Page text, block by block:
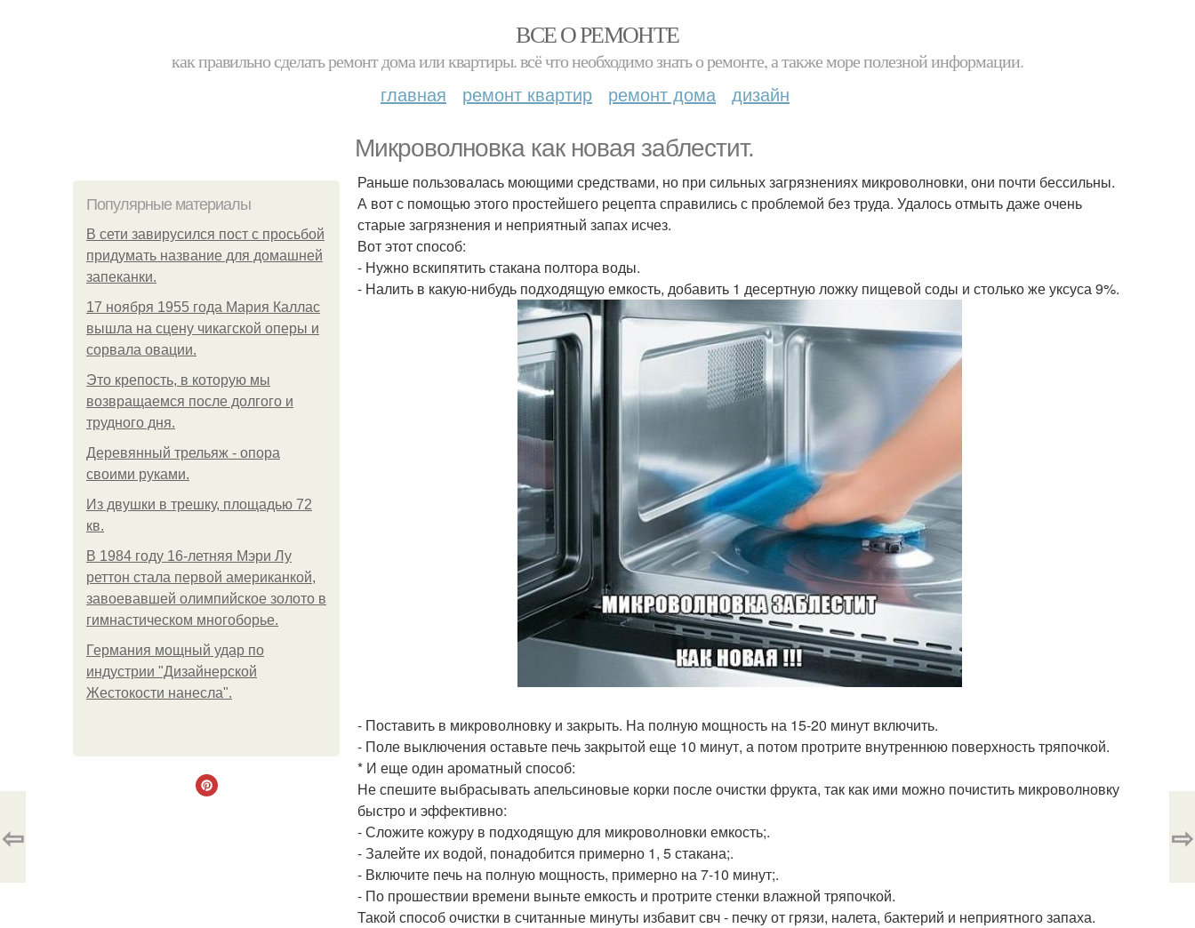
ВСЕ О РЕМОНТЕ
как правильно сделать ремонт дома или квартиры. всё что необходимо знать о ремонте, а также море полезной информации.
главная ремонт квартир ремонт дома дизайн
Микроволновка как новая заблестит.
Популярные материалы
В сети завирусился пост с просьбой
придумать название для домашней
запеканки.
17 ноября 1955 года Мария Каллас
вышла на сцену чикагской оперы и
сорвала овации.
Это крепость, в которую мы
возвращаемся после долгого и
трудного дня.
Деревянный трельяж - опора
своими руками.
Из двушки в трешку, площадью 72
кв.
В 1984 году 16-летняя Мэри Лу
реттон стала первой американкой,
завоевавшей олимпийское золото в
гимнастическом многоборье.
Германия мощный удар по
индустрии "Дизайнерской
Жестокости нанесла".
Раньше пользовалась моющими средствами, но при сильных загрязнениях микроволновки, они почти бессильны.
А вот с помощью этого простейшего рецепта справились с проблемой без труда. Удалось отмыть даже очень
старые загрязнения и неприятный запах исчез.
Вот этот способ:
- Нужно вскипятить стакана полтора воды.
- Налить в какую-нибудь подходящую емкость, добавить 1 десертную ложку пищевой соды и столько же уксуса 9%.
- Поставить в микроволновку и закрыть. На полную мощность на 15-20 минут включить.
- Поле выключения оставьте печь закрытой еще 10 минут, а потом протрите внутреннюю поверхность тряпочкой.
* И еще один ароматный способ:
Не спешите выбрасывать апельсиновые корки после очистки фрукта, так как ими можно почистить микроволновку
быстро и эффективно:
- Сложите кожуру в подходящую для микроволновки емкость;.
- Залейте их водой, понадобится примерно 1, 5 стакана;.
- Включите печь на полную мощность, примерно на 7-10 минут;.
- По прошествии времени выньте емкость и протрите стенки влажной тряпочкой.
Такой способ очистки в считанные минуты избавит свч - печку от грязи, налета, бактерий и неприятного запаха.
⇦ ⇨